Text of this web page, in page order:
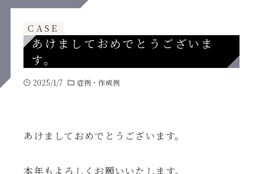
CASE
あけましておめでとうございま
す。
2025/1/7 症例・作成例
あけましておめでとうございます。
本年もよろしくお願いいたします。